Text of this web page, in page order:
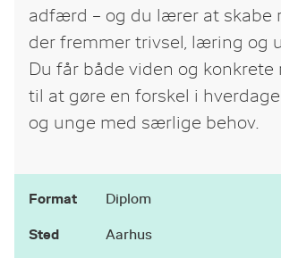
adfærd – og du lærer at skabe
der fremmer trivsel, læring og
Du får både viden og konkrete
til at gøre en forskel i
og unge med særlige behov.
Format Diplom
Sted Aarhus